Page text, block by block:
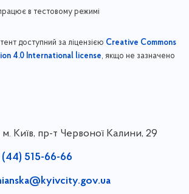
в тестовому режимі
доступний за ліцензією Creative Commons
4.0 International license, якщо не зазначено
м. Київ, пр-т Червоної Калини, 29
(44) 515-66-66